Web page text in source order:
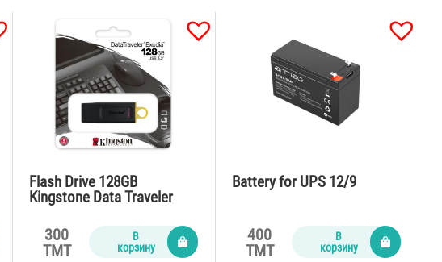
Flash Drive 128GB
Kingstone Data Traveler
300
TMT
В
корзину
Battery for UPS 12/9
400
TMT
В
корзину